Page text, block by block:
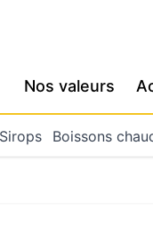
Nos valeurs
Sirops Boissons